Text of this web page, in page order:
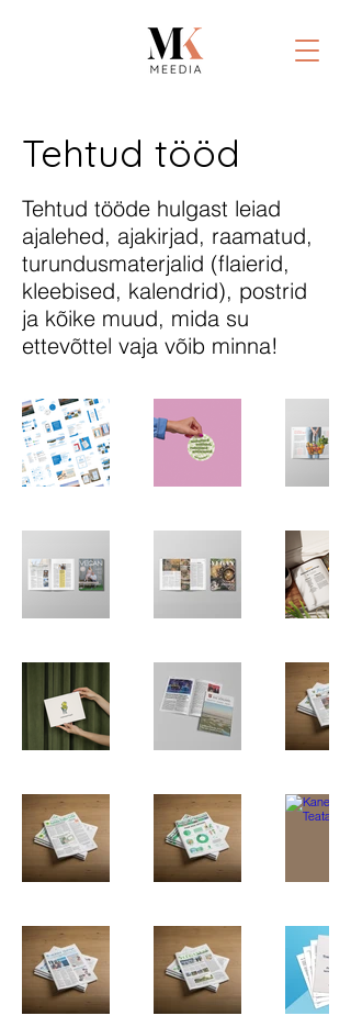
Tehtud tööd
Tehtud tööde hulgast leiad
ajalehed, ajakirjad, raamatud,
turundusmaterjalid (flaierid,
kleebised, kalendrid), postrid
ja kõike muud, mida su
ettevõttel vaja võib minna!